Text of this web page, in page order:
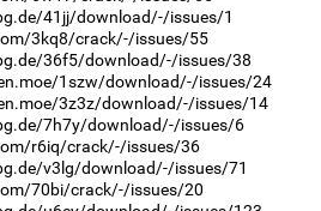
41jj/download/-/issues/1
3kq8/crack/-/issues/55
36f5/download/-/issues/38
1szw/download/-/issues/24
3z3z/download/-/issues/14
7h7y/download/-/issues/6
r6iq/crack/-/issues/36
v3lg/download/-/issues/71
70bi/crack/-/issues/20